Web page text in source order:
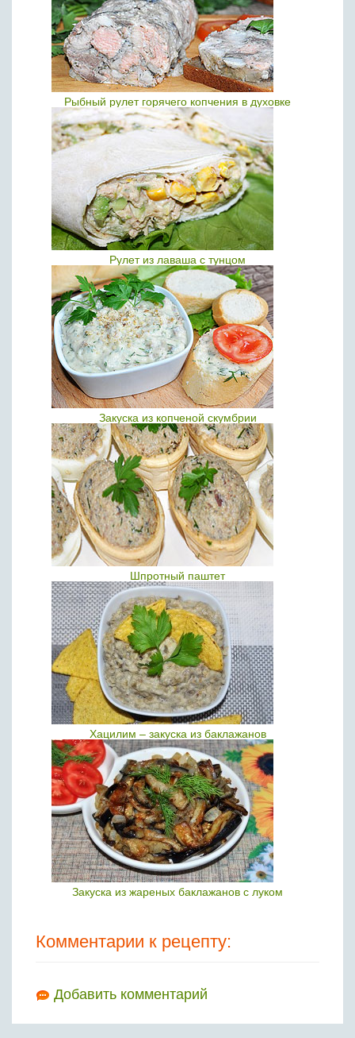
Рыбный рулет горячего копчения в духовке
Рулет из лаваша с тунцом
Закуска из копченой скумбрии
Шпротный паштет
Хацилим – закуска из баклажанов
Закуска из жареных баклажанов с луком
Комментарии к рецепту:
Добавить комментарий